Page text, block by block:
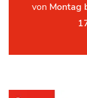
von Montag